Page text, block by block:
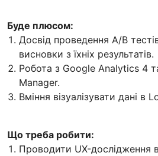
Буде плюсом:
Досвід проведення A/B
висновки з їхніх результатів.
Робота з Google Analytics 4
Manager.
Вміння візуалізувати дані в
Що треба робити:
Проводити UX-дослідження